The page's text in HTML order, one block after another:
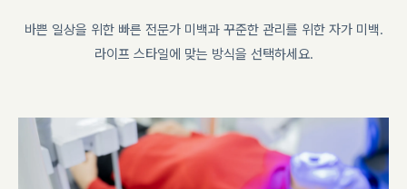
바쁜 일상을 위한 빠른 전문가 미백과 꾸준한 관리를 위한 자가 미백.
라이프 스타일에 맞는 방식을 선택하세요.